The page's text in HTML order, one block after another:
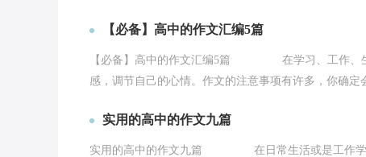
【必备】高中的作文汇编5篇
【必备】高中的作文汇编5篇 在学习、工作、生
感，调节自己的心情。作文的注意事项有许多，你确定
实用的高中的作文九篇
实用的高中的作文九篇 在日常生活或是工作学习